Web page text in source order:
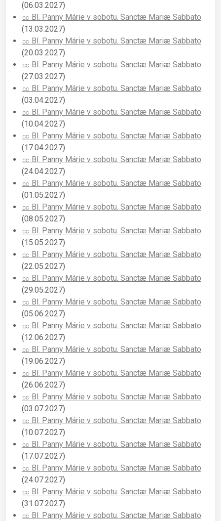
(06.03.2027)
㏄ Bl. Panny Márie v sobotu. Sanctæ Mariæ Sabbato
(13.03.2027)
㏄ Bl. Panny Márie v sobotu. Sanctæ Mariæ Sabbato
(20.03.2027)
㏄ Bl. Panny Márie v sobotu. Sanctæ Mariæ Sabbato
(27.03.2027)
㏄ Bl. Panny Márie v sobotu. Sanctæ Mariæ Sabbato
(03.04.2027)
㏄ Bl. Panny Márie v sobotu. Sanctæ Mariæ Sabbato
(10.04.2027)
㏄ Bl. Panny Márie v sobotu. Sanctæ Mariæ Sabbato
(17.04.2027)
㏄ Bl. Panny Márie v sobotu. Sanctæ Mariæ Sabbato
(24.04.2027)
㏄ Bl. Panny Márie v sobotu. Sanctæ Mariæ Sabbato
(01.05.2027)
㏄ Bl. Panny Márie v sobotu. Sanctæ Mariæ Sabbato
(08.05.2027)
㏄ Bl. Panny Márie v sobotu. Sanctæ Mariæ Sabbato
(15.05.2027)
㏄ Bl. Panny Márie v sobotu. Sanctæ Mariæ Sabbato
(22.05.2027)
㏄ Bl. Panny Márie v sobotu. Sanctæ Mariæ Sabbato
(29.05.2027)
㏄ Bl. Panny Márie v sobotu. Sanctæ Mariæ Sabbato
(05.06.2027)
㏄ Bl. Panny Márie v sobotu. Sanctæ Mariæ Sabbato
(12.06.2027)
㏄ Bl. Panny Márie v sobotu. Sanctæ Mariæ Sabbato
(19.06.2027)
㏄ Bl. Panny Márie v sobotu. Sanctæ Mariæ Sabbato
(26.06.2027)
㏄ Bl. Panny Márie v sobotu. Sanctæ Mariæ Sabbato
(03.07.2027)
㏄ Bl. Panny Márie v sobotu. Sanctæ Mariæ Sabbato
(10.07.2027)
㏄ Bl. Panny Márie v sobotu. Sanctæ Mariæ Sabbato
(17.07.2027)
㏄ Bl. Panny Márie v sobotu. Sanctæ Mariæ Sabbato
(24.07.2027)
㏄ Bl. Panny Márie v sobotu. Sanctæ Mariæ Sabbato
(31.07.2027)
㏄ Bl. Panny Márie v sobotu. Sanctæ Mariæ Sabbato